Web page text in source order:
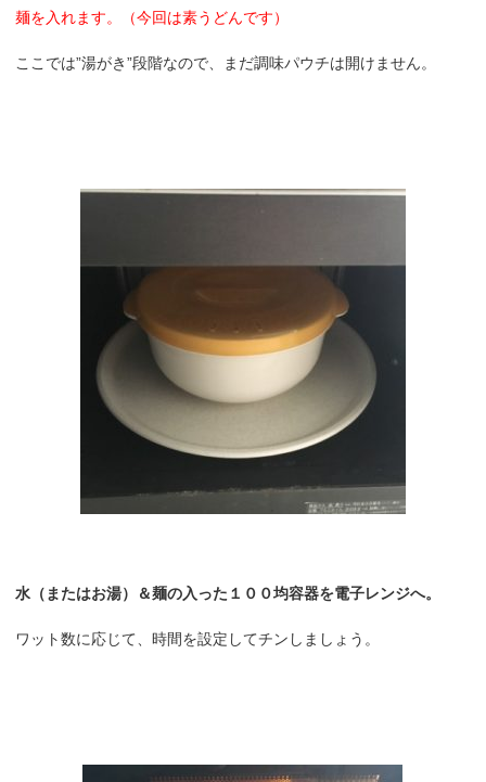
麺を入れます。（今回は素うどんです）
ここでは”湯がき”段階なので、まだ調味パウチは開けません。
水（またはお湯）＆麺の入った１００均容器を電子レンジへ。
ワット数に応じて、時間を設定してチンしましょう。